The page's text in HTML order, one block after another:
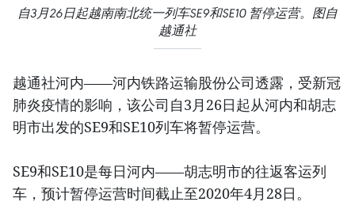
自3月26日起越南南北统一列车SE9和SE10 暂停运营。图自
越通社
越通社河内——河内铁路运输股份公司透露，受新冠
肺炎疫情的影响，该公司自3月26日起从河内和胡志
明市出发的SE9和SE10列车将暂停运营。
SE9和SE10是每日河内——胡志明市的往返客运列
车，预计暂停运营时间截止至2020年4月28日。